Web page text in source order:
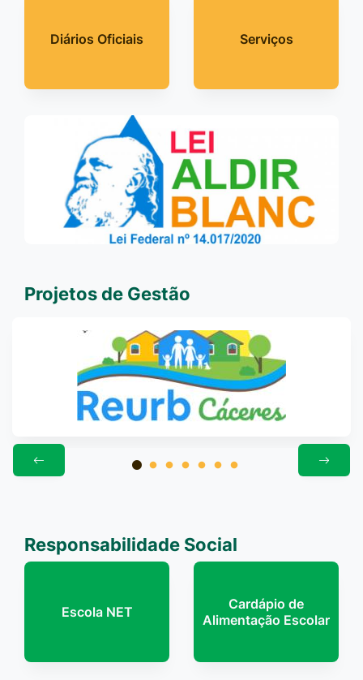
Diários Oficiais Serviços
Projetos de Gestão
Responsabilidade Social
Escola NET
Cardápio de
Alimentação Escolar